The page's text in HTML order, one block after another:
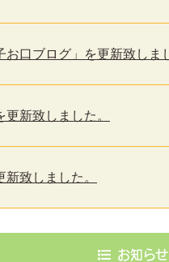
口ブログ」を更新致しま
新致しました。
致しました。
お知ら